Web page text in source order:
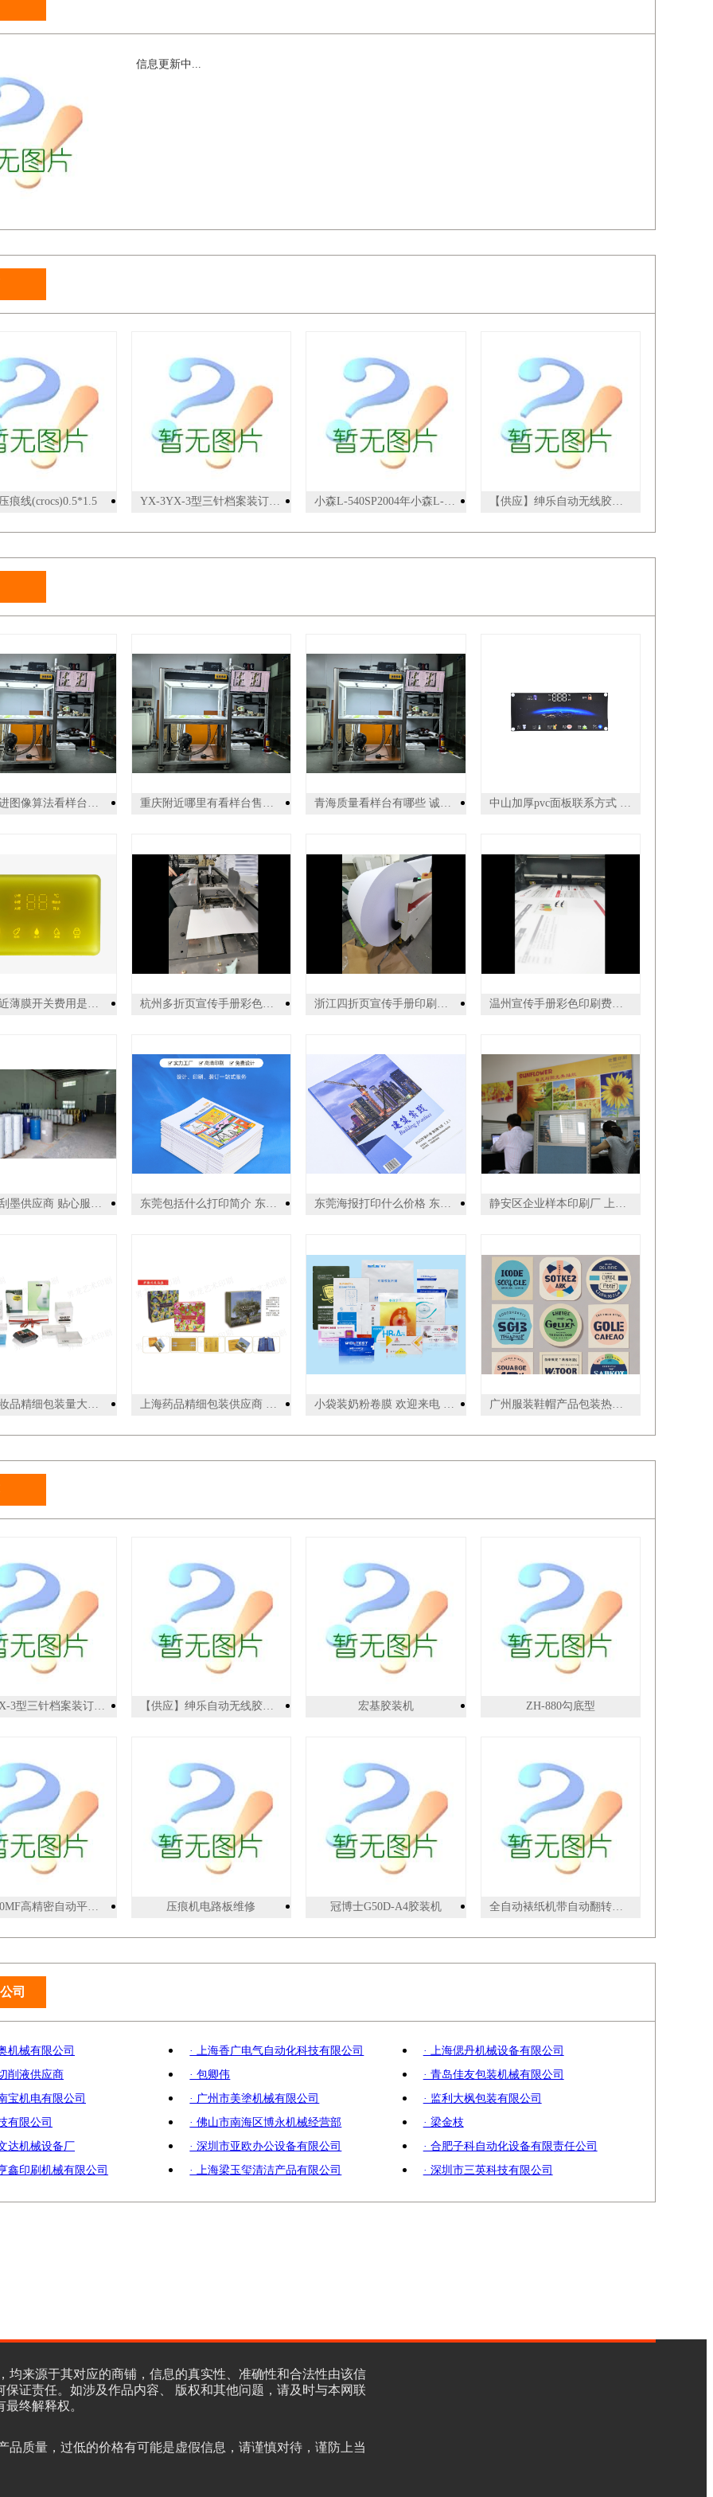
信息更新中...
痕线(crocs)0.5*1.5 YX-3YX-3型三针档案装订机,厂家直供，价格比较低 【供应】绅乐自动无线胶装机 精灵50D/精华A4
山东先进图像算法看样台大概价格多少 诚信服务 东莞普视智能科技供应 重庆附近哪里有看样台售后服务 诚信服务 东莞普视智能科技供应 青海质量看样台有哪些 诚信服务 东莞普视智能科技供应 中山加厚pvc面板联系方式 来电咨询 中山市汇隆印务供应
杭州多折页宣传手册彩色印刷 推荐咨询 上海易材数码图文供应 温州宣传手册彩色印刷费用 服务为先 上海易材数码图文供应
重庆刮刮墨供应商 贴心服务 广州乐迪新材料科技供应 东莞包括什么打印简介 东莞市新盛数码印刷供应 东莞海报打印什么价格 东莞市新盛数码印刷供应 静安区企业样本印刷厂 上海世丰印刷供应
广州服装鞋帽产品包装热敏纸按需设计 广州市杰星包装制品供应
YX-3YX-3型三针档案装订机,厂家直供，价格比较低 【供应】绅乐自动无线胶装机 精灵50D/精华A4 宏基胶装机 ZH-880勾底型
压痕机电路板维修 冠博士G50D-A4胶装机 全自动裱纸机带自动翻转收纸机
司
机械有限公司 · 上海香广电气自动化科技有限公司
· 上海偲丹机械设备有限公司
削液供应商
· 包卿伟
· 青岛佳友包装机械有限公司
宝机电有限公司
· 广州市美塗机械有限公司
· 监利大枫包装有限公司
有限公司
· 佛山市南海区博永机械经营部
· 梁金枝
达机械设备厂
· 深圳市亚欧办公设备有限公司
· 合肥子科自动化设备有限责任公司
鑫印刷机械有限公司
· 上海梁玉玺清洁产品有限公司 · 深圳市三英科技有限公司
来源于其对应的商铺，信息的真实性、准确性和合法性由该信
证责任。如涉及作品内容、 版权和其他问题，请及时与本网联
终解释权。
质量，过低的价格有可能是虚假信息，请谨慎对待，谨防上当